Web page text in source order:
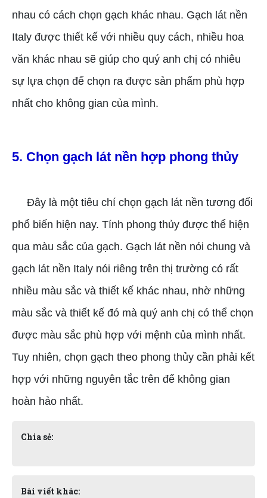
nhau có cách chọn gạch khác nhau. Gạch lát nền
Italy được thiết kế với nhiều quy cách, nhiều hoa
văn khác nhau sẽ giúp cho quý anh chị có nhiêu
sự lựa chọn để chọn ra được sản phẩm phù hợp
nhất cho không gian của mình.
5. Chọn gạch lát nền hợp phong thủy
Đây là một tiêu chí chọn gạch lát nền tương đối
phổ biến hiện nay. Tính phong thủy được thể hiện
qua màu sắc của gạch. Gạch lát nền nói chung và
gạch lát nền Italy nói riêng trên thị trường có rất
nhiều màu sắc và thiết kế khác nhau, nhờ những
màu sắc và thiết kế đó mà quý anh chị có thể chọn
được màu sắc phù hợp với mệnh của mình nhất.
Tuy nhiên, chọn gạch theo phong thủy cần phải kết
hợp với những nguyên tắc trên để không gian
hoàn hảo nhất.
Chia sẻ:
Bài viết khác: